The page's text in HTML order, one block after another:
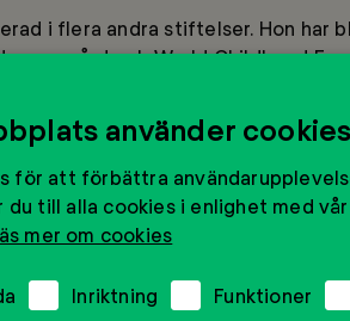
i flera andra stiftelser. Hon har
och World Childhood
fantastiska arbete med att hjälpa
Drottning Silvia!
använder cookies
för att förbättra
till alla cookies i enlighet med
mer om cookies
Inriktning Funktioner